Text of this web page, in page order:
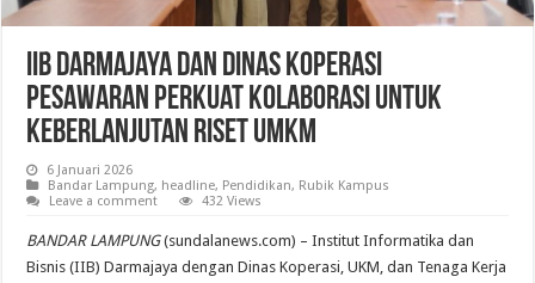
IIB Darmajaya dan Dinas Koperasi
Pesawaran Perkuat Kolaborasi untuk
Keberlanjutan Riset UMKM
6 Januari 2026
Bandar Lampung, headline, Pendidikan, Rubik Kampus
Leave a comment
432 Views
BANDAR LAMPUNG(sundalanews.com) – Institut Informatika dan
Bisnis (IIB) Darmajaya dengan Dinas Koperasi, UKM, dan Tenaga Kerja